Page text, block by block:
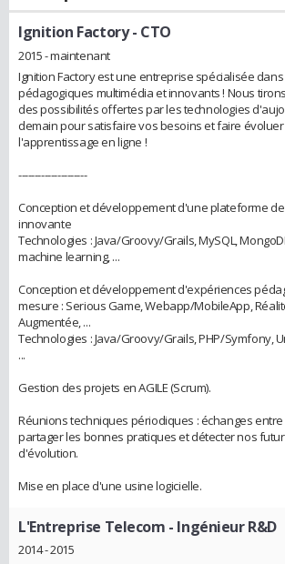
Ignition Factory- CTO
2015 - maintenant
Ignition Factory est une entreprise spécialisée
pédagogiques multimédia et innovants ! Nous
des possibilités offertes par les technologies
demain pour satisfaire vos besoins et faire
l'apprentissage en ligne !
---------------------
Conception et développement d'une plateforme
innovante
Technologies : Java/Groovy/Grails, MySQL,
machine learning, ...
Conception et développement d'expériences
mesure : Serious Game, Webapp/MobileApp,
Augmentée, ...
Technologies : Java/Groovy/Grails, PHP/Symfony,
...
Gestion des projets en AGILE (Scrum).
Réunions techniques périodiques : échanges
partager les bonnes pratiques et détecter nos
d'évolution.
Mise en place d'une usine logicielle.
L'Entreprise Telecom - Ingénieur R&D
2014 - 2015